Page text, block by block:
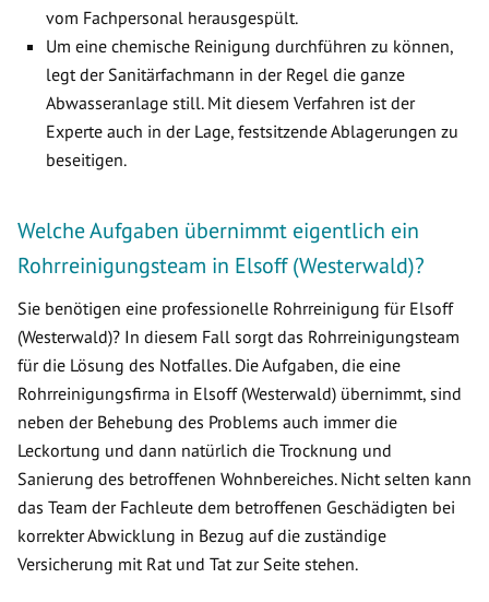
vom Fachpersonal herausgespült.
Um eine chemische Reinigung durchführen zu können,
legt der Sanitärfachmann in der Regel die ganze
Abwasseranlage still. Mit diesem Verfahren ist der
Experte auch in der Lage, festsitzende Ablagerungen zu
beseitigen.
Welche Aufgaben übernimmt eigentlich ein
Rohrreinigungsteam in Elsoff (Westerwald)?
Sie benötigen eine professionelle Rohrreinigung für Elsoff
(Westerwald)? In diesem Fall sorgt das Rohrreinigungsteam
für die Lösung des Notfalles. Die Aufgaben, die eine
Rohrreinigungsfirma in Elsoff (Westerwald) übernimmt, sind
neben der Behebung des Problems auch immer die
Leckortung und dann natürlich die Trocknung und
Sanierung des betroffenen Wohnbereiches. Nicht selten kann
das Team der Fachleute dem betroffenen Geschädigten bei
korrekter Abwicklung in Bezug auf die zuständige
Versicherung mit Rat und Tat zur Seite stehen.